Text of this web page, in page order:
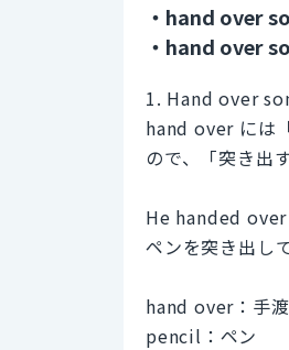
・hand over
・hand over
1. Hand over
hand over には
ので、「突き出
He handed
ペンを突き出し
hand over：手
pencil：ペン